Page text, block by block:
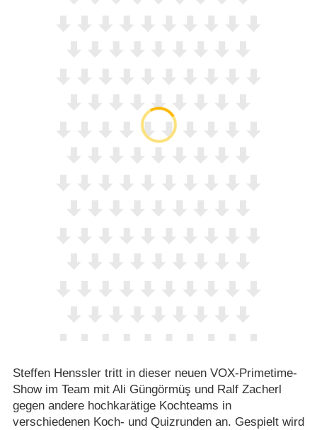
Steffen Henssler tritt in dieser neuen VOX-Primetime-
Show im Team mit Ali Güngörmüş und Ralf Zacherl
gegen andere hochkarätige Kochteams in
verschiedenen Koch- und Quizrunden an. Gespielt wird